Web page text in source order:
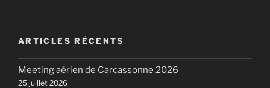
ARTICLES RÉCENTS
Meeting aérien de Carcassonne 2026
25 juillet 2026